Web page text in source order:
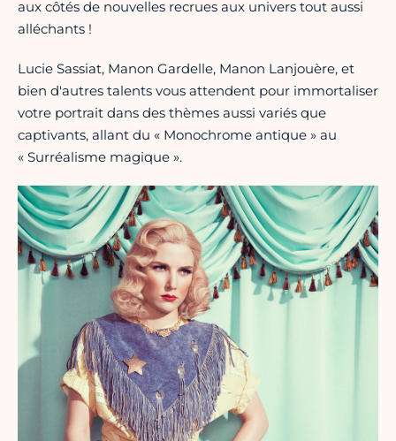
aux côtés de nouvelles recrues aux univers tout aussi
alléchants !
Lucie Sassiat, Manon Gardelle, Manon Lanjouère, et
bien d'autres talents vous attendent pour immortaliser
votre portrait dans des thèmes aussi variés que
captivants, allant du « Monochrome antique » au
« Surréalisme magique ».